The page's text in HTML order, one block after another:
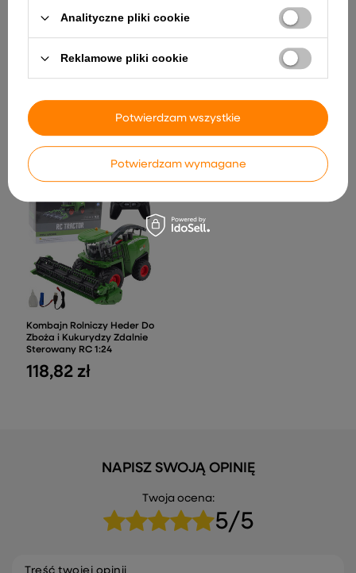
Auto R/C 1:24 Zdalnie
R8 LMS Biało-Czarne
98,70 zł 108,32 zł
Kombajn Rolniczy Heder Do
Zboża i Kukurydzy Zdalnie
Sterowany RC 1:24
118,82 zł
NAPISZ SWOJĄ OPINIĘ
Twoja ocena:
5/5
Analityczne pliki cookie
Reklamowe pliki cookie
Potwierdzam wymagane
Potwierdzam wszystkie